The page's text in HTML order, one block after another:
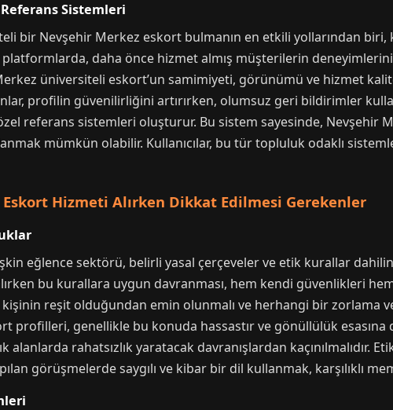
Referans Sistemleri
bir Nevşehir Merkez eskort bulmanın en etkili yollarından biri,
daha önce hizmet almış müşterilerin
üniversiteli eskort’un samimiyeti, görünümü ve hizmet
profilin güvenilirliğini artırırken, olumsuz geri bildirimler
referans sistemleri oluşturur. Bu sistem sayesinde, Nevşehir
mümkün olabilir. Kullanıcılar, bu tür topluluk odaklı
Eskort Hizmeti Alırken Dikkat Edilmesi Gerekenler
eğlence sektörü, belirli yasal çerçeveler ve etik kurallar
bu kurallara uygun davranması, hem kendi güvenlikleri hem
reşit olduğundan emin olunmalı ve herhangi bir zorlama
profilleri, genellikle bu konuda hassastır ve gönüllülük esasına
alanlarda rahatsızlık yaratacak davranışlardan
görüşmelerde saygılı ve kibar bir dil kullanmak, karşılıklı